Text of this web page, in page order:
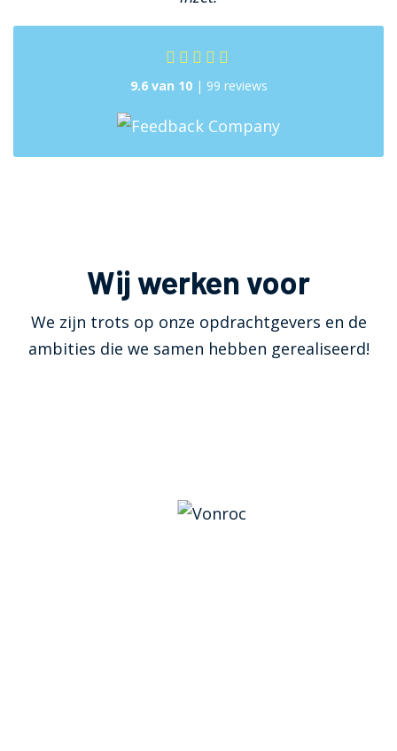
9.6 van 10| 99 reviews
Wij werken voor
We zijn trots op onze opdrachtgevers en de
ambities die we samen hebben gerealiseerd!